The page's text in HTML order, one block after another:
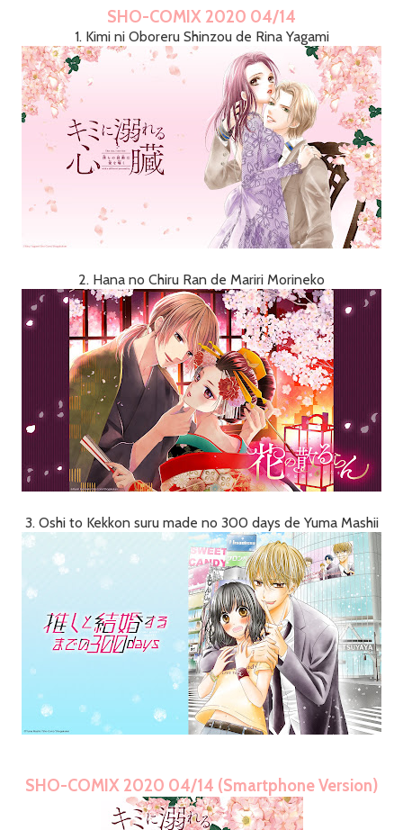
SHO-COMIX 2020 04/14
1. Kimi ni Oboreru Shinzou de Rina Yagami
2. Hana no Chiru Ran de Mariri Morineko
3. Oshi to Kekkon suru made no 300 days de Yuma Mashii
SHO-COMIX 2020 04/14 (Smartphone Version)